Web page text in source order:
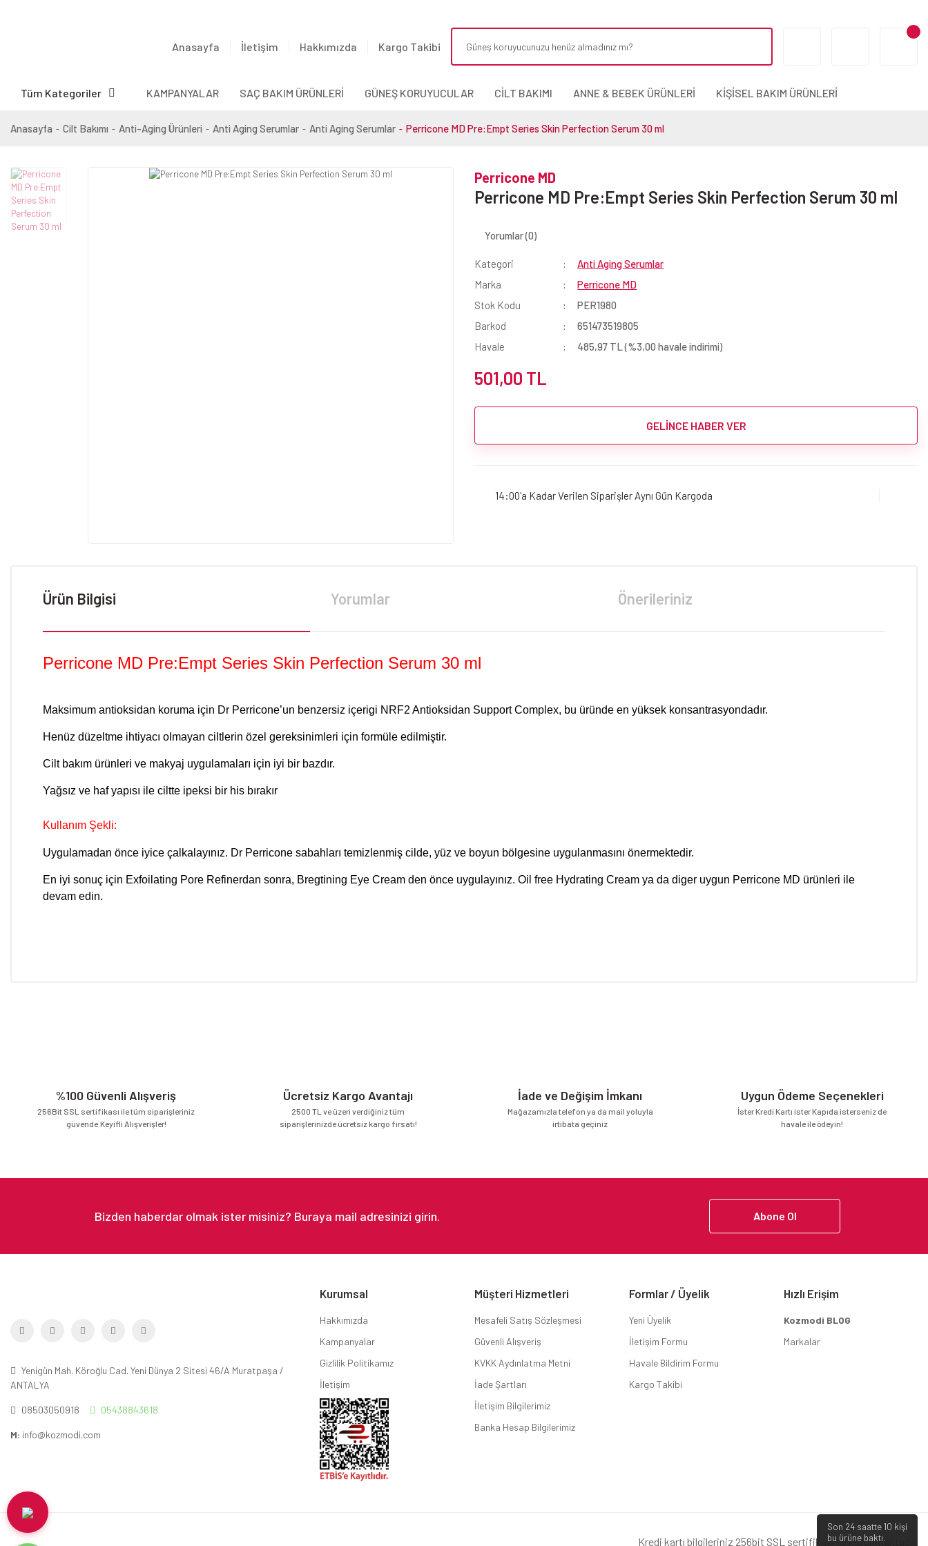
Anasayfa İletişim Hakkımızda Kargo Takibi
Tüm Kategoriler KAMPANYALAR SAÇ BAKIM ÜRÜNLERİ GÜNEŞ KORUYUCULAR CİLT BAKIMI ANNE & BEBEK ÜRÜNLERİ KİŞİSEL BAKIM ÜRÜNLERİ
Anasayfa Cilt Bakımı Anti-Aging Ürünleri Anti Aging Serumlar Anti Aging Serumlar Perricone MD Pre:Empt Series Skin Perfection Serum 30 ml
Perricone MD
Perricone MD Pre:Empt Series Skin Perfection Serum 30 ml
Yorumlar (0)
Kategori
Anti Aging Serumlar
Marka
Perricone MD
Stok Kodu
PER1980
Barkod
651473519805
Havale
485,97 TL (%3,00 havale indirimi)
501,00 TL
GELİNCE HABER VER
14:00'a Kadar Verilen Siparişler Aynı Gün Kargoda
Ürün Bilgisi Yorumlar Önerileriniz
Perricone MD Pre:Empt Series Skin Perfection Serum 30 ml
Maksimum antioksidan koruma için Dr Perricone’un benzersiz içerigi NRF2 Antioksidan Support Complex, bu üründe en yüksek konsantrasyondadır.
Henüz düzeltme ihtiyacı olmayan ciltlerin özel gereksinimleri için formüle edilmiştir.
Cilt bakım ürünleri ve makyaj uygulamaları için iyi bir bazdır.
Yağsız ve haf yapısı ile ciltte ipeksi bir his bırakır
Kullanım Şekli:
Uygulamadan önce iyice çalkalayınız. Dr Perricone sabahları temizlenmiş cilde, yüz ve boyun bölgesine uygulanmasını önermektedir.
En iyi sonuç için Exfoilating Pore Refinerdan sonra, Bregtining Eye Cream den önce uygulayınız. Oil free Hydrating Cream ya da diger uygun Perricone MD ürünleri ile
devam edin.
Bu ürüne benzer farklı alternatifler olmalı.
%100 Güvenli Alışveriş
256Bit SSL sertifikası ile tüm siparişleriniz
güvende.Keyifli Alışverişler!
Ücretsiz Kargo Avantajı
2500 TL ve üzeri verdiğiniz tüm
siparişlerinizde ücretsiz kargo fırsatı!
İade ve Değişim İmkanı
Mağazamızla telefon ya da mail yoluyla
irtibata geçiniz
Uygun Ödeme Seçenekleri
İster Kredi Kartı ister Kapıda isterseniz de
havale ile ödeyin!
Abone Ol
Yenigün Mah. Köroğlu Cad. Yeni Dünya 2 Sitesi 46/A Muratpaşa /
ANTALYA
08503050918 05438843618
M: info@kozmodi.com
Kurumsal
Hakkımızda
Kampanyalar
Gizlilik Politikamız
İletişim
Müşteri Hizmetleri
Mesafeli Satış Sözleşmesi
Güvenli Alışveriş
KVKK Aydınlatma Metni
İade Şartları
İletişim Bilgilerimiz
Banka Hesap Bilgilerimiz
Formlar / Üyelik
Yeni Üyelik
İletişim Formu
Havale Bildirim Formu
Kargo Takibi
Hızlı Erişim
Kozmodi BLOG
Markalar
Kredi kartı bilgileriniz 256bit SSL sertifikası ile korunmaktadır.
Son 24 saatte10 kişi
bu ürüne baktı.